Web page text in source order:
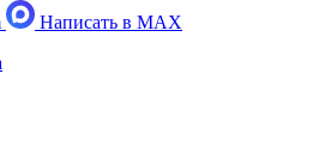
Написать в MAX